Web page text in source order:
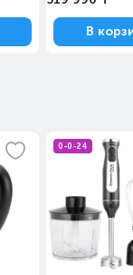
В
0-0-24